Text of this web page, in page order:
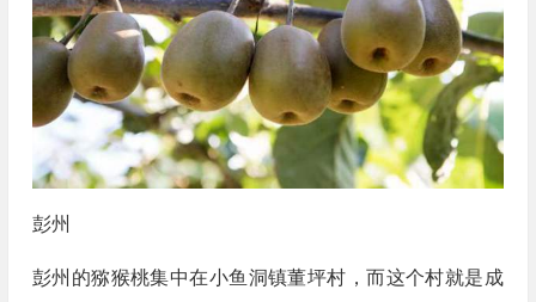
彭州
彭州的猕猴桃集中在小鱼洞镇董坪村，而这个村就是成